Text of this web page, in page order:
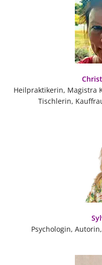
Heilpraktikerin, Magistra
Tischlerin,
Psychologin,